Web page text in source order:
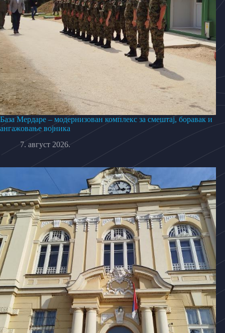
База Мердаре – модернизован комплекс за смештај, боравак и
ангажовање војника
7. август 2026.